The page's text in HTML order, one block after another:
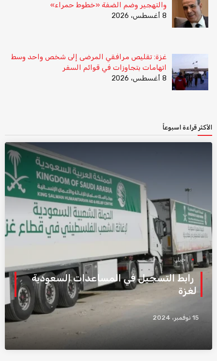
والتهجير وضم الضفة «خطوط حمراء»
8 أغسطس، 2026
غزة: تقليص مرافقي المرضى إلى شخص واحد وسط
اتهامات بتجاوزات في قوائم السفر
8 أغسطس، 2026
الأكثر قراءة اسبوعاً
أخبار
رابط التسجيل في المساعدات السعودية
لغزة
15 نوفمبر، 2024